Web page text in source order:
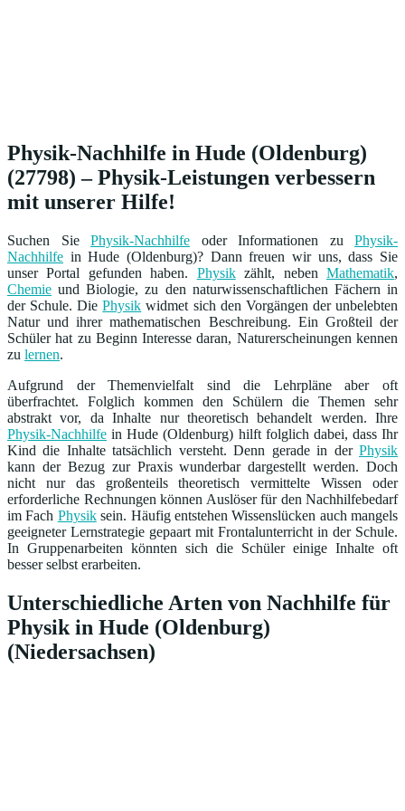
Physik-Nachhilfe in Hude (Oldenburg)
(27798) – Physik-Leistungen verbessern
mit unserer Hilfe!
Suchen Sie Physik-Nachhilfe oder Informationen zu Physik-
Nachhilfe in Hude (Oldenburg)? Dann freuen wir uns, dass Sie
unser Portal gefunden haben. Physikzählt, nebenMathematik,
Chemie und Biologie, zu den naturwissenschaftlichen Fächern in
der Schule. DiePhysik widmet sich den Vorgängen der unbelebten
Natur und ihrer mathematischen Beschreibung. Ein Großteil der
Schüler hat zu Beginn Interesse daran, Naturerscheinungen kennen
zu lernen.
Aufgrund der Themenvielfalt sind die Lehrpläne aber oft
überfrachtet. Folglich kommen den Schülern die Themen sehr
abstrakt vor, da Inhalte nur theoretisch behandelt werden. Ihre
Physik-Nachhilfe in Hude (Oldenburg) hilft folglich dabei, dass Ihr
Kind die Inhalte tatsächlich versteht. Denn gerade in der Physik
kann der Bezug zur Praxis wunderbar dargestellt werden. Doch
nicht nur das großenteils theoretisch vermittelte Wissen oder
erforderliche Rechnungen können Auslöser für den Nachhilfebedarf
im Fach Physiksein. Häufig entstehen Wissenslücken auch mangels
geeigneter Lernstrategie gepaart mit Frontalunterricht in der Schule.
In Gruppenarbeiten könnten sich die Schüler einige Inhalte oft
besser selbst erarbeiten.
Unterschiedliche Arten von Nachhilfe für
Physik in Hude (Oldenburg)
(Niedersachsen)